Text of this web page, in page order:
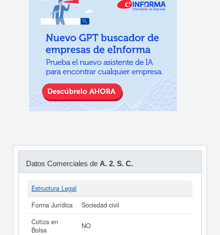
Datos Comerciales de A. 2. S. C.
Estructura Legal
Forma Jurídica
Sociedad civil
Cotiza en
Bolsa
NO